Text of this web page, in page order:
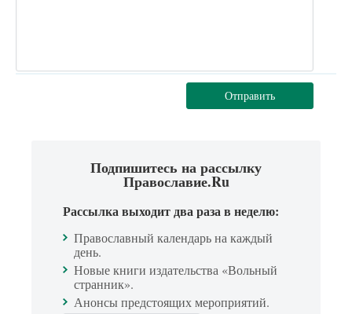
Отправить
Подпишитесь на рассылку
Православие.Ru
Рассылка выходит два раза в неделю:
Православный календарь на каждый
день.
Новые книги издательства «Вольный
странник».
Анонсы предстоящих мероприятий.